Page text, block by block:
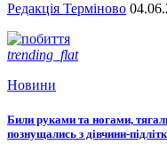
Редакція Терміново
trending_flat
Новини
Били руками та ногами,
познущались з дівчини-